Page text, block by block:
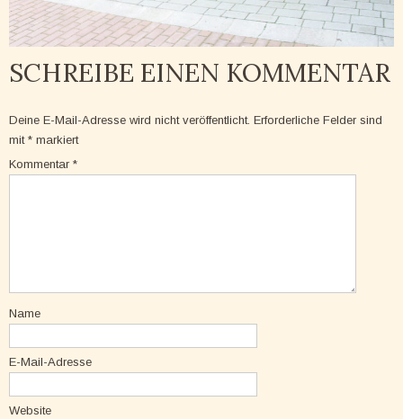
SCHREIBE EINEN KOMMENTAR
Deine E-Mail-Adresse wird nicht veröffentlicht. Erforderliche Felder sind
mit * markiert
Kommentar *
Name
E-Mail-Adresse
Website